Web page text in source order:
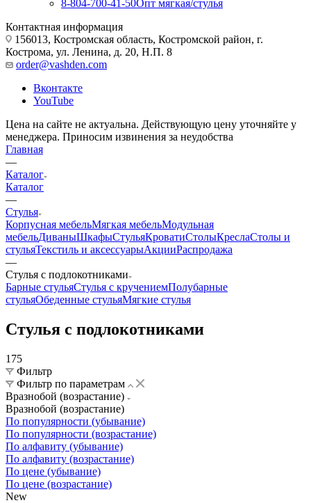
8-804-700-41-50Опт мягкая/стулья
Контактная информация
156013, Костромская область, Костромской район, г.
Кострома, ул. Ленина, д. 20, Н.П. 8
order@vashden.com
Вконтакте
YouTube
Цена на сайте не актуальна. Действующую цену уточняйте у
менеджера. Приносим извинения за неудобства
Главная
—
Каталог
Каталог
—
Стулья
Корпусная мебельМягкая мебельМодульная
мебельДиваныШкафыСтульяКроватиСтолыКреслаСтолы и
стульяТекстиль и аксессуарыАкцииРаспродажа
—
Стулья с подлокотниками
Барные стульяСтулья с кручениемПолубарные
стульяОбеденные стульяМягкие стулья
Стулья с подлокотниками
175
Фильтр
Фильтр по параметрам
Вразнобой (возрастание)
Вразнобой (возрастание)
По популярности (убывание)
По популярности (возрастание)
По алфавиту (убывание)
По алфавиту (возрастание)
По цене (убывание)
По цене (возрастание)
New